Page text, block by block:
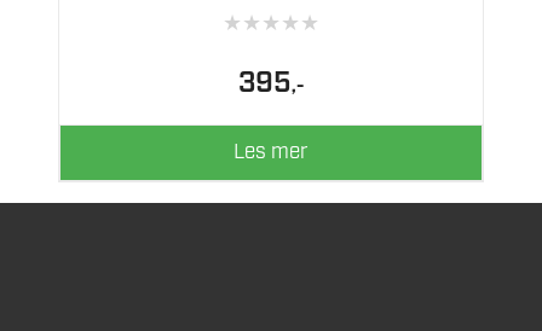
★★★★★
395,-
Les mer